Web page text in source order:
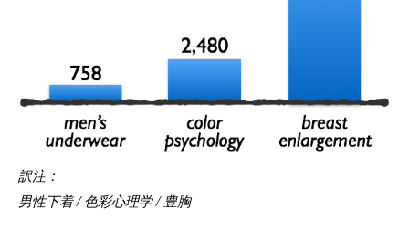
訳注：
男性下着 / 色彩心理学 / 豊胸